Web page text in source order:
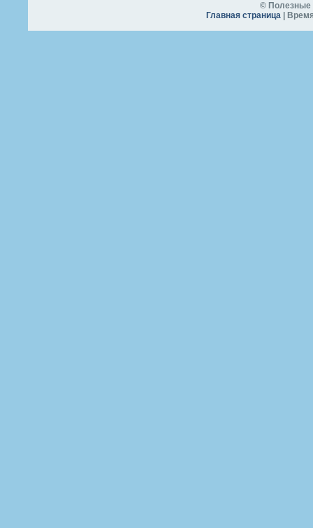
© Полезные
Главная страница |